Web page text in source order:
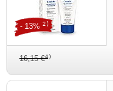
16,15 €4)
- 13% 2)